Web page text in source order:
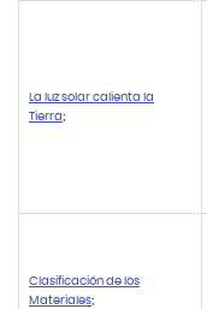
La luz solar calienta la
Tierra;
Clasificación de los
Materiales;